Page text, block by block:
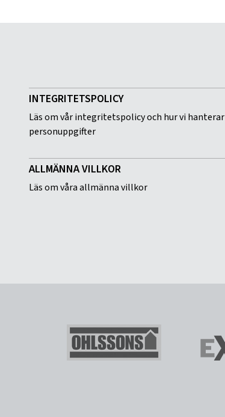
INTEGRITETSPOLICY
Läs om vår integritetspolicy och hur vi hanterar
personuppgifter
ALLMÄNNA VILLKOR
Läs om våra allmänna villkor